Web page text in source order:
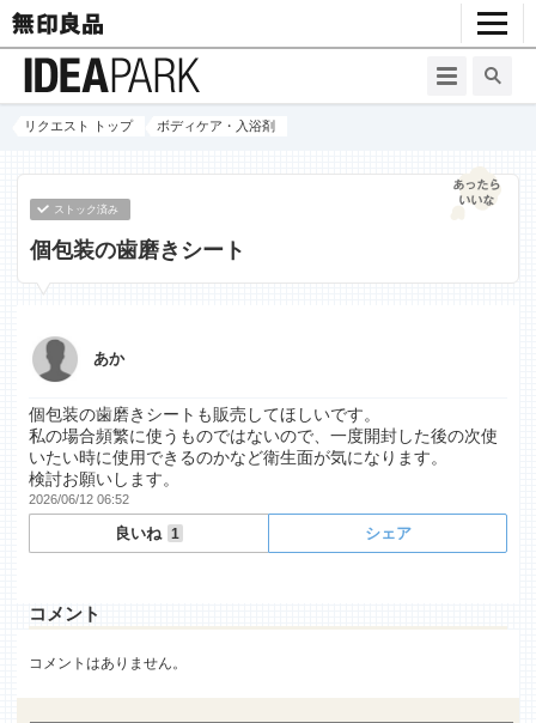
リクエスト トップ ボディケア・入浴剤
ストック済み
個包装の歯磨きシート
あか
個包装の歯磨きシートも販売してほしいです。
私の場合頻繁に使うものではないので、一度開封した後の次使
いたい時に使用できるのかなど衛生面が気になります。
検討お願いします。
2026/06/12 06:52
良いね 1 シェア
コメント
コメントはありません。